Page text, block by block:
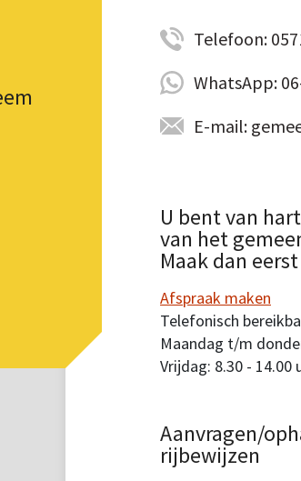
Telefoon:
WhatsApp:
E-mail:
U bent van
van het
Maak dan
Afspraak maken
Telefonisch
Maandag t/m
Vrijdag: 8.30 - 14.00
Aanvragen/
rijbewijzen